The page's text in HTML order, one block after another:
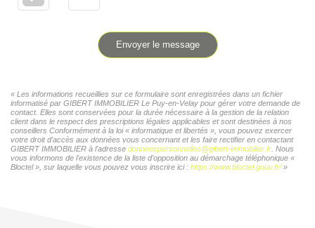
Envoyer le message
« Les informations recueillies sur ce formulaire sont enregistrées dans un fichier
informatisé par GIBERT IMMOBILIER Le Puy-en-Velay pour gérer votre demande de
contact. Elles sont conservées pour la durée nécessaire à la gestion de la relation
client dans le respect des prescriptions légales applicables et sont destinées à nos
conseillers Conformément à la loi « informatique et libertés », vous pouvez exercer
votre droit d'accès aux données vous concernant et les faire rectifier en contactant
GIBERT IMMOBILIER à l'adresse donneespersonnelles@gibert-immobilier.fr . Nous
vous informons de l'existence de la liste d'opposition au démarchage téléphonique «
Bloctel », sur laquelle vous pouvez vous inscrire ici : https://www.bloctel.gouv.fr/»